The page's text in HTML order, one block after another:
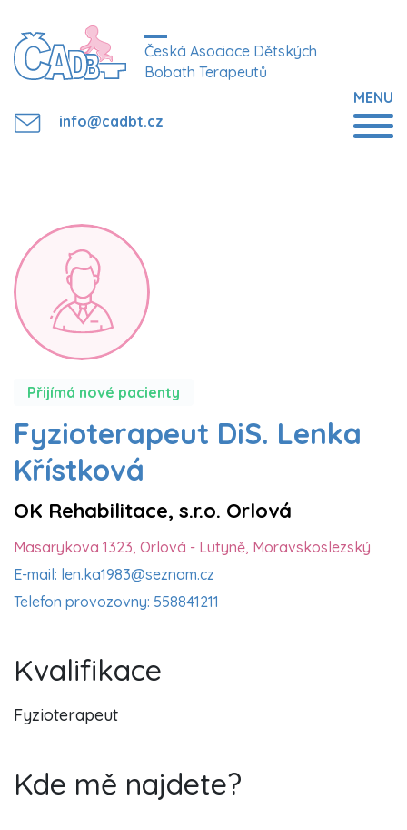
Česká Asociace Dětských
Bobath Terapeutů
info@cadbt.cz
MENU
Přijímá nové pacienty
Fyzioterapeut DiS. Lenka
Křístková
OK Rehabilitace, s.r.o. Orlová
Masarykova 1323, Orlová - Lutyně, Moravskoslezský
E-mail: len.ka1983@seznam.cz
Telefon provozovny: 558841211
Kvalifikace
Fyzioterapeut
Kde mě najdete?